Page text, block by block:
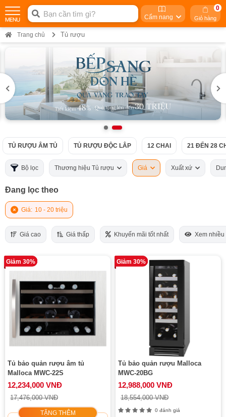
Cẩm nang Giỏ hàng
0
Trang chủ Tủ rượu
TỦ RƯỢU ÂM TỦ TỦ RƯỢU ĐỘC LÂP 12 CHAI 21 ĐẾN 28
Bộ lọc Thương hiệu Tủ rượu Giá Xuất xứ
Đang lọc theo
Giá: 10 - 20 triệu
Giá cao Giá thấp Khuyến mãi tốt nhất Xem nhiều
Giảm 30%
Tủ bảo quản rượu âm tủ
Malloca MWC-22S
12,234,000 VNĐ
17,476,000 VNĐ
TẶNG THÊM
Giảm 30%
Tủ bảo quản rượu Malloca
MWC-20BG
12,988,000 VNĐ
18,554,000 VNĐ
0 đánh giá